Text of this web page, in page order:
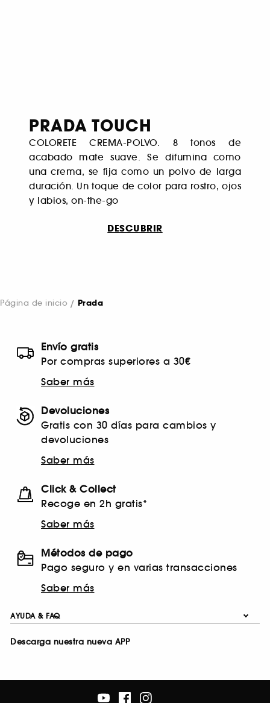
PRADA TOUCH
COLORETE CREMA-POLVO. 8 tonos de
acabado mate suave. Se difumina como
una crema, se fija como un polvo de larga
duración. Un toque de color para rostro, ojos
y labios, on-the-go
DESCUBRIR
Página de inicio Prada
Envío gratis
Por compras superiores a 30€
Saber más
Devoluciones
Gratis con 30 días para cambios y
devoluciones
Saber más
Click & Collect
Recoge en 2h gratis*
Saber más
Métodos de pago
Pago seguro y en varias transacciones
Saber más
AYUDA & FAQ
Descarga nuestra nueva APP